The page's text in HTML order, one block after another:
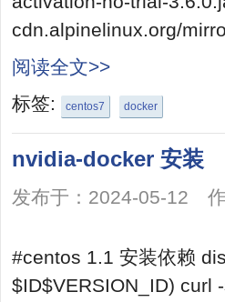
cdn.alpinelinux.org/
阅读全文>>
标签:
centos7 docker
nvidia-docker 安装
发布于：2024-05-12 作
#centos 1.1 安装依赖
$ID$VERSION_ID) curl